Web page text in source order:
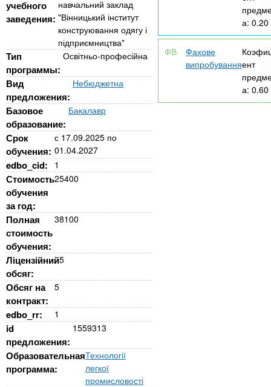
t
s
.
i
n
f
o
а
е
д
е
н
и
й
Онлайн курсы
За рубежом
учебного
заведения:
навчальний заклад
"Вінницький інститут
конструювання одягу і
підприємництва"
Тип
программы:
Освітньо-професійна
Вид
предложения:
Небюджетна
Базовое
образование:
Бакалавр
Срок
обучения:
с 17.09.2025 по
01.04.2027
edbo_cid: 1
Стоимость
обучения
за год:
25400
Полная
стоимость
обучения:
38100
Ліцензійний
обсяг:
5
Обсяг на
контракт:
5
edbo_rr: 1
id
предложения:
1559313
Образовательная
программа:
Технології
легкої
промисловості
а: 0.20
Фахове
випробуванняент
а: 0.60